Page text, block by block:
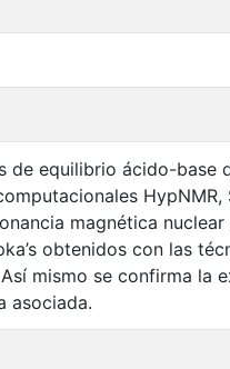
de equilibrio ácido-base
HypNMR,
magnética nuclear
obtenidos con las
mismo se confirma la
asociada.